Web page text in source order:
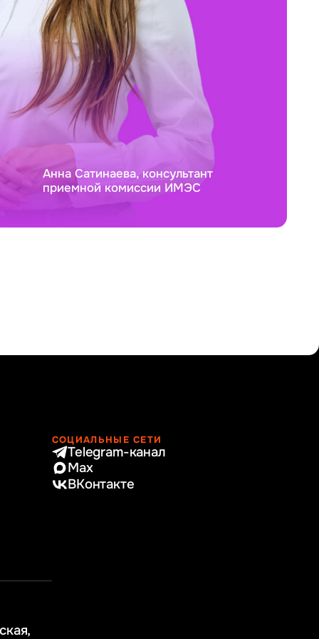
Анна Сатинаева, консультант
приемной комиссии ИМЭС
СОЦИАЛЬНЫЕ СЕТИ
Telegram-канал
Max
ВКонтакте